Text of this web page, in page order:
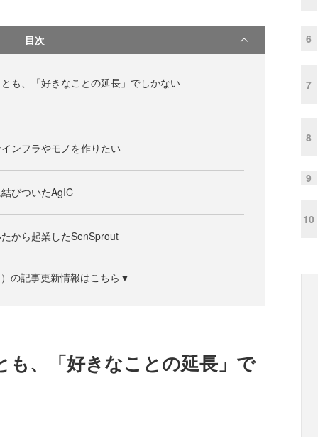
目次
も、「好きなことの延長」でしかない
ンフラやモノを作りたい
びついたAgIC
から起業したSenSprout
の記事更新情報はこちら▼
も、「好きなことの延長」で
6
7
8
9
10